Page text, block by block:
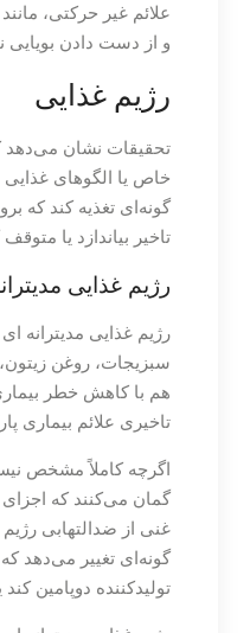
علائم غیر حرکتی، مانند
و از دست دادن بویایی
رژیم غذایی
تحقیقات نشان می‌دهد
خاص یا الگوهای
گونه‌ای تغذیه کند که
تاخیر بیاندازد یا متوقف
رژیم غذایی
رژیم غذایی مدیترانه
سبزیجات، روغن
هم با کاهش خطر
تاخیری علائم بیماری
اگرچه کاملاً مشخص
گمان می‌کنند که
غنی از ضدالتهابی رژیم
گونه‌ای تغییر
تولیدکننده دوپامین